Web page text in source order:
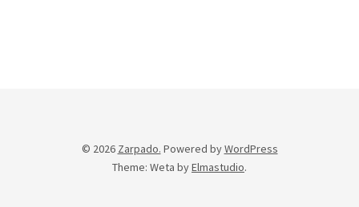
© 2026 Zarpado. Powered byWordPress
Theme: Weta byElmastudio.